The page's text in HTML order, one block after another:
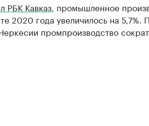
РБК Кавказ, промышленное
2020 года увеличилось на 5,7%.
промпроизводство